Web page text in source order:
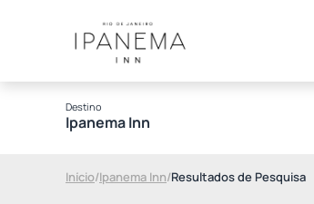
Destino
Ipanema Inn
Início/Ipanema Inn/Resultados de Pesquisa